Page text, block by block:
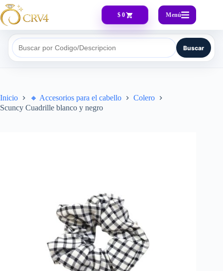
$ 0 Menú
Buscar por Codigo/Descripcion Buscar
Inicio 🔸​ Accesorios para el cabello
Colero
Scuncy Cuadrille blanco y negro